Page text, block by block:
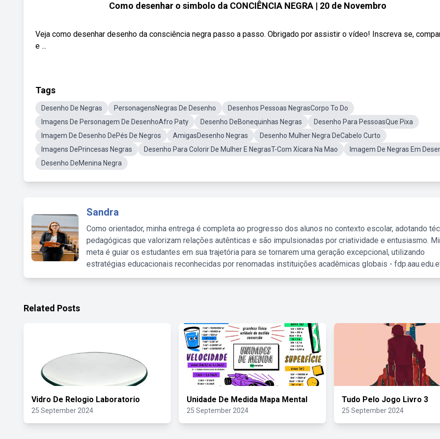
Como desenhar o simbolo da CONCIÊNCIA NEGRA | 20 de Novembro
Veja como desenhar desenho da consciência negra passo a passo. Obrigado por assistir o vídeo! Inscreva se,
e ...
Tags
Desenho De Negras PersonagensNegras De Desenho
Desenhos Pessoas NegrasCorpo To Do
Imagens De Personagem De DesenhoAfro Paty
Desenho DeBonequinhas Negras
Desenho Para PessoasQue Pixa
Imagem De Desenho DePés De Negros
AmigasDesenho Negras
Desenho Mulher Negra DeCabelo Curto
Imagens DePrincesas Negras
Desenho Para Colorir De Mulher E NegrasT-Com Xícara Na Mao
Imagem De Negras Em
Desenho DeMenina Negra
Sandra
Como orientador, minha entrega é completa ao progresso dos alunos no contexto escolar, adotando
pedagógicas que valorizam relações autênticas e são impulsionadas por criatividade e entusiasmo.
meta é guiar os estudantes em sua trajetória para se tornarem uma geração excepcional, utilizando
estratégias educacionais reconhecidas por renomadas instituições acadêmicas globais -
Related Posts
Vidro De Relogio Laboratorio
25 September 2024
Unidade De Medida Mapa Mental
25 September 2024
Tudo Pelo Jogo Livro 3
25 September 2024